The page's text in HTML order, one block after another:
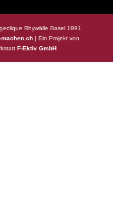
Rhywälle Basel 1991
| Ein Projekt von
F-Ektiv GmbH